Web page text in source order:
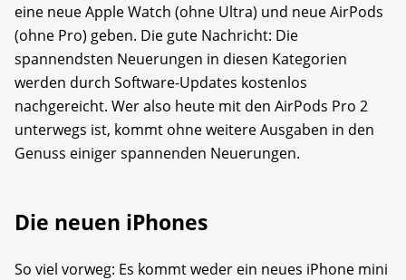
eine neue Apple Watch (ohne Ultra) und neue AirPods
(ohne Pro) geben. Die gute Nachricht: Die
spannendsten Neuerungen in diesen Kategorien
werden durch Software-Updates kostenlos
nachgereicht. Wer also heute mit den AirPods Pro 2
unterwegs ist, kommt ohne weitere Ausgaben in den
Genuss einiger spannenden Neuerungen.
Die neuen iPhones
So viel vorweg: Es kommt weder ein neues iPhone mini